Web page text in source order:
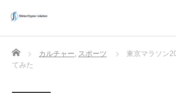
Home カルチャー, スポーツ
東京マラソン
てみた